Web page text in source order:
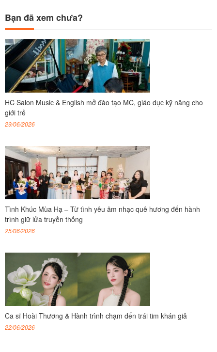
Bạn đã xem chưa?
HC Salon Music & English mở đào tạo MC, giáo dục kỹ năng cho
giới trẻ
29/06/2026
Tình Khúc Mùa Hạ – Từ tình yêu âm nhạc quê hương đến hành
trình giữ lửa truyền thống
25/06/2026
Ca sĩ Hoài Thương & Hành trình chạm đến trái tim khán giả
22/06/2026